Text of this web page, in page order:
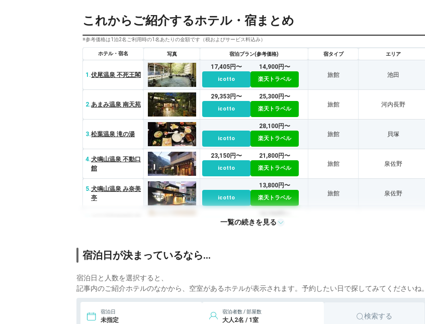
これからご紹介するホテル・宿まとめ
※参考価格は1泊2名ご利用時の1名あたりの金額です（税およびサービス料込み）
ホテル・宿名 写真 宿泊プラン(参考価格) 宿タイプ エリア
1.伏尾温泉 不死王閣
17,405円〜
icotto
14,900円〜
楽天トラベル
旅館 池田
2.あまみ温泉 南天苑
29,353円〜
icotto
25,300円〜
楽天トラベル
旅館 河内長野
3.松葉温泉 滝の湯
icotto
28,100円〜
楽天トラベル
旅館 貝塚
4.犬鳴山温泉 不動口
館
23,150円〜
icotto
21,800円〜
楽天トラベル
旅館 泉佐野
5.犬鳴山温泉 み奈美
亭
icotto
13,800円〜
楽天トラベル
旅館 泉佐野
icotto 楽天トラベル
7.山荘 風の杜
8. 亀の井ホテル 富田
林
icotto 楽天トラベル
変なリゾート＆ス
パ 関西空港
5,512円〜
icotto
4,400円〜
楽天トラベル
泉佐野
一覧の続きを見る
宿泊日が決まっているなら…
宿泊日と人数を選択すると、
記事内のご紹介ホテルのなかから、空室があるホテルが表示されます。予約したい日で探してみてくださいね。
宿泊日
未指定
宿泊者数 / 部屋数
大人2名 / 1室 検索する